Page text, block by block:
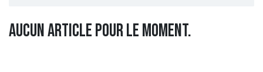
Aucun article pour le moment.